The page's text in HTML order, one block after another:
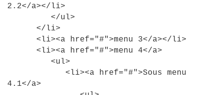
2 . 2</a></li>
</ul>
</li>
<li><a href="#">menu 3</a></li>
<li><a href="#">menu 4</a>
<ul>
<li><a href="#">Sous
menu
4 . 1</a>